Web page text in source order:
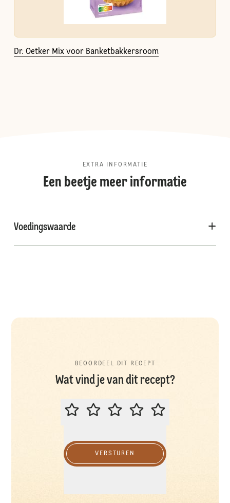
Dr. Oetker Mix voor Banketbakkersroom
EXTRA INFORMATIE
Een beetje meer informatie
Voedingswaarde
BEOORDEEL DIT RECEPT
Wat vind je van dit recept?
BEOORDEEL DIT RECEPT
VERSTUREN